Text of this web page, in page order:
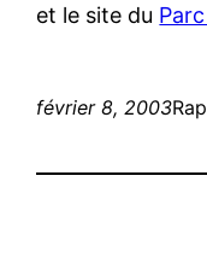
et le site du
février 8, 2003